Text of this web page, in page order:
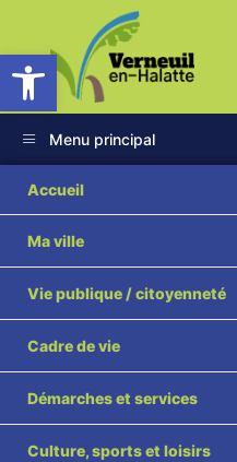
Ouvrir la barre d’outils
Menu principal
Accueil
Ma ville
Vie publique / citoyenneté
Cadre de vie
Démarches et services
Culture, sports et loisirs